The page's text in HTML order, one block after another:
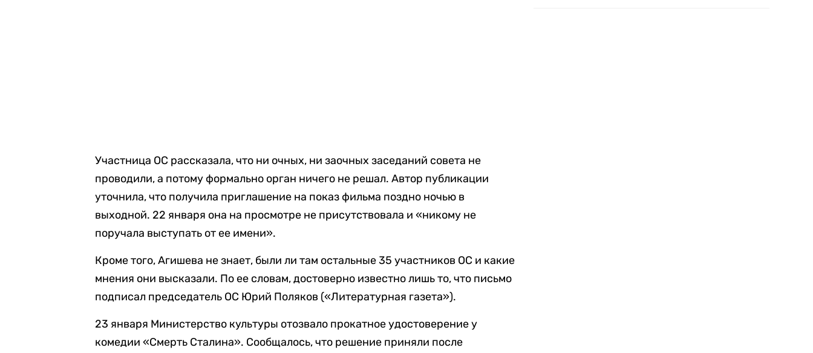
Участница ОС рассказала, что ни очных, ни заочных заседаний совета не
проводили, а потому формально орган ничего не решал. Автор публикации
уточнила, что получила приглашение на показ фильма поздно ночью в
выходной. 22 января она на просмотре не присутствовала и «никому не
поручала выступать от ее имени».
Кроме того, Агишева не знает, были ли там остальные 35 участников ОС и какие
мнения они высказали. По ее словам, достоверно известно лишь то, что письмо
подписал председатель ОС Юрий Поляков («Литературная газета»).
23 января Министерство культуры отозвало прокатное удостоверение у
комедии «Смерть Сталина». Сообщалось, что решение приняли после